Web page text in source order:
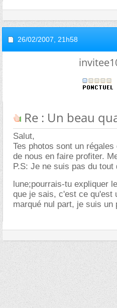
26/02/2007, 21h58
Re : Un beau
Salut,
Tes photos sont un
de nous en faire profiter.
P.S: Je ne suis pas du tout
lune;pourrais-tu expliquer
que je sais, c'est ce qu'est
marqué nul part, je suis un